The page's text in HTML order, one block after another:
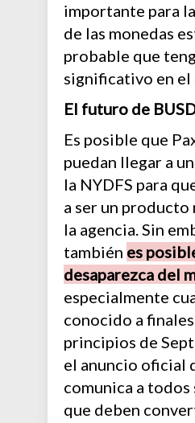
importante para
de las monedas
probable que
significativo en el
El futuro de
Es posible que
puedan llegar a
la NYDFS para
a ser un
la agencia. Sin
también es
desaparezca del
especialmente
conocido a
principios de
el anuncio oficial
comunica a todos
que deben